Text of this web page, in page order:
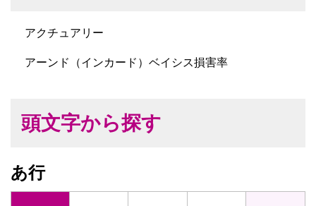
アクチュアリー
アーンド（インカード）ベイシス損害率
頭文字から探す
あ行